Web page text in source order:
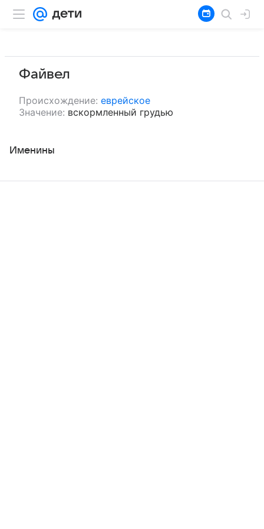
Файвел
Происхождение: еврейское
Значение: вскормленный грудью
Именины